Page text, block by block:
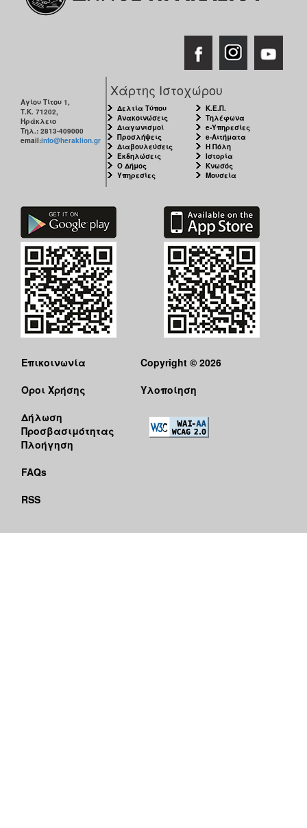
Αγίου Τίτου 1,
Τ.Κ. 71202,
Ηράκλειο
Τηλ.: 2813-409000
email:info@heraklion.gr
Χάρτης Ιστοχώρου
Δελτία Τύπου
Ανακοινώσεις
Διαγωνισμοί
Προσλήψεις
Διαβουλεύσεις
Εκδηλώσεις
Ο Δήμος
Υπηρεσίες
Κ.Ε.Π.
Τηλέφωνα
e-Υπηρεσίες
e-Αιτήματα
Η Πόλη
Ιστορία
Κνωσός
Μουσεία
Επικοινωνία
Όροι Χρήσης
Δήλωση
Προσβασιμότητας
Πλοήγηση
FAQs
RSS
Copyright © 2026
Υλοποίηση